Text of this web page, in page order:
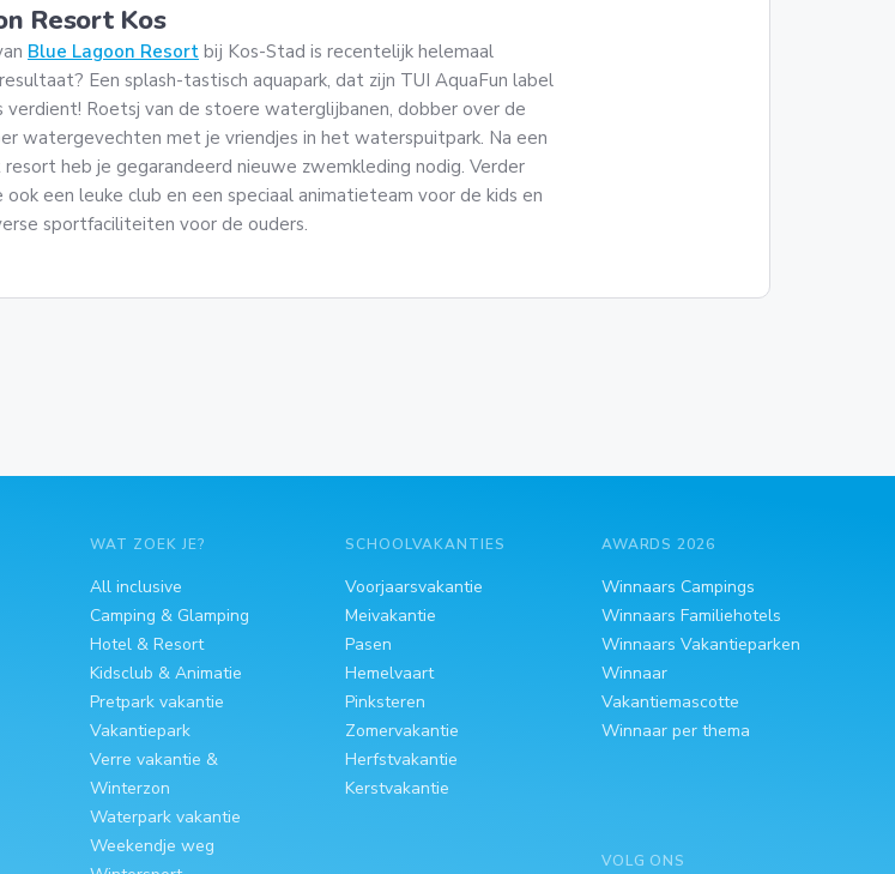
Resort Kos
Blue Lagoon Resort bij Kos-Stad is recentelijk helemaal
Een splash-tastisch aquapark, dat zijn TUI AquaFun label
verdient! Roetsj van de stoere waterglijbanen, dobber over de
watergevechten met je vriendjes in het waterspuitpark. Na een
resort heb je gegarandeerd nieuwe zwemkleding nodig. Verder
een leuke club en een speciaal animatieteam voor de kids en
sportfaciliteiten voor de ouders.
WAT ZOEK JE?
All inclusive
Camping & Glamping
Hotel & Resort
Kidsclub & Animatie
Pretpark vakantie
Vakantiepark
Verre vakantie &
Winterzon
Waterpark vakantie
Weekendje weg
SCHOOLVAKANTIES
Voorjaarsvakantie
Meivakantie
Pasen
Hemelvaart
Pinksteren
Zomervakantie
Herfstvakantie
Kerstvakantie
AWARDS 2026
Winnaars Campings
Winnaars Familiehotels
Winnaars Vakantieparken
Winnaar
Vakantiemascotte
Winnaar per thema
VOLG ONS